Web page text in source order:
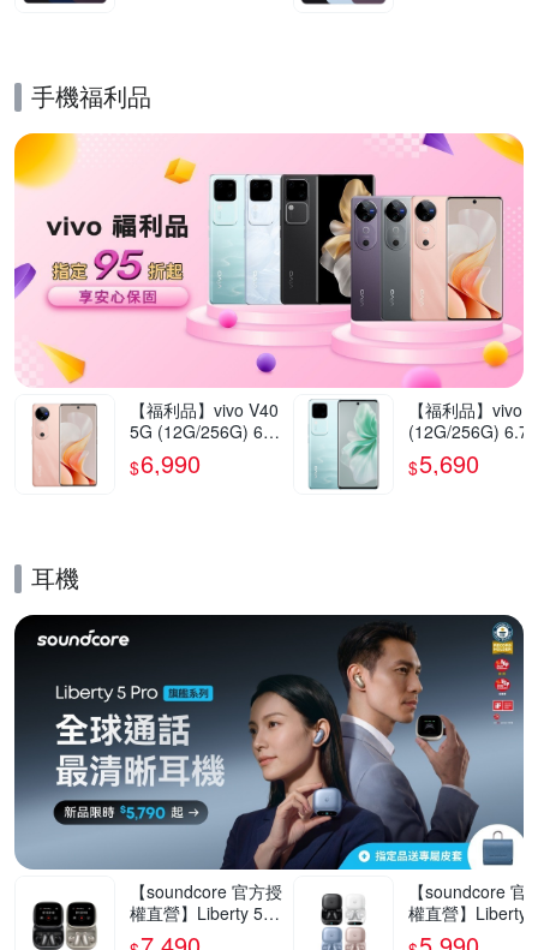
手機福利品
【福利品】vivo V40
5G (12G/256G) 6.7
8吋智慧型手機(9成
新)
$6,990
【福利品】vivo
(12G/256G)
5G智慧型手機(9
新)
$5,690
耳機
【soundcore 官方授
權直營】Liberty 5 P
ro Max AI降噪真無
【soundcore 官
權直營】Liberty
ro AI降噪真無線